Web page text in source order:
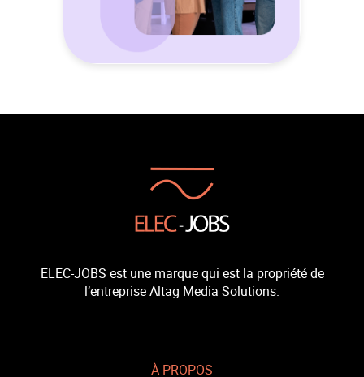
ELEC-JOBS est une marque qui est la propriété de
l’entreprise Altag Media Solutions.
À PROPOS